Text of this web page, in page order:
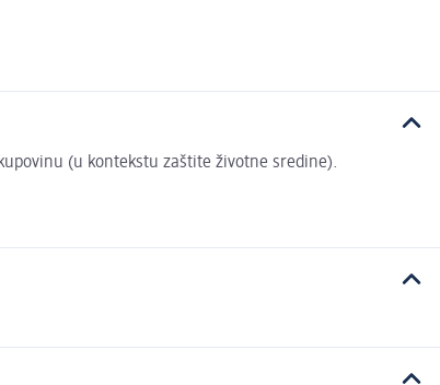
(u kontekstu zaštite životne sredine).